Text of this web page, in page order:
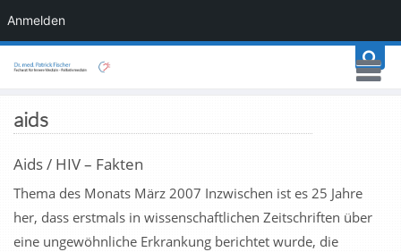
Anmelden
aids
Aids / HIV – Fakten
Thema des Monats März 2007 Inzwischen ist es 25 Jahre
her, dass erstmals in wissenschaftlichen Zeitschriften über
eine ungewöhnliche Erkrankung berichtet wurde, die